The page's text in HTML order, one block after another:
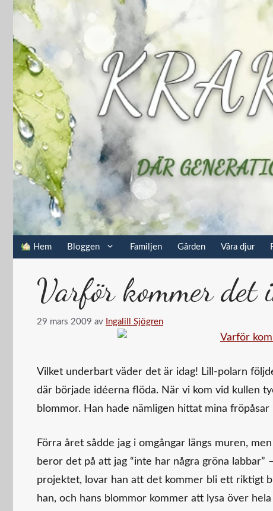
Hoppa
innehåll
Hem Bloggen Familjen Gården Våra djur
Varför kommer det
29 mars 2009 av Ingalill Sjögren
Vilket underbart väder det är idag! Lill-polarn
där började idéerna flöda. När vi kom vid kullen
blommor. Han hade nämligen hittat mina
Förra året sådde jag i omgångar längs muren,
beror det på att jag “inte har några gröna
projektet, lovar han att det kommer bli ett riktigt
han, och hans blommor kommer att lysa över